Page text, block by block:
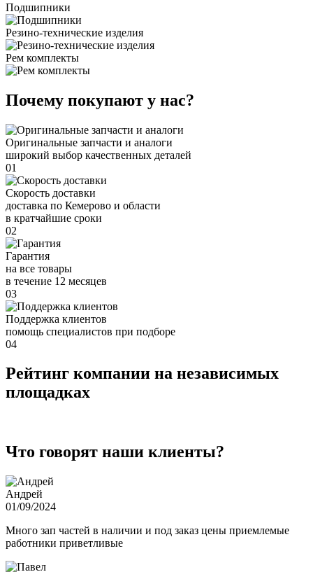
Подшипники
Резино-технические изделия
Рем комплекты
Почему покупают у нас?
Оригинальные запчасти и аналоги
широкий выбор качественных деталей
01
Скорость доставки
доставка по Кемерово и области
в кратчайшие сроки
02
Гарантия
на все товары
в течение 12 месяцев
03
Поддержка клиентов
помощь специалистов при подборе
04
Рейтинг компании на независимых
площадках
Что говорят наши клиенты?
Андрей
01/09/2024
Много зап частей в наличии и под заказ цены приемлемые
работники приветливые